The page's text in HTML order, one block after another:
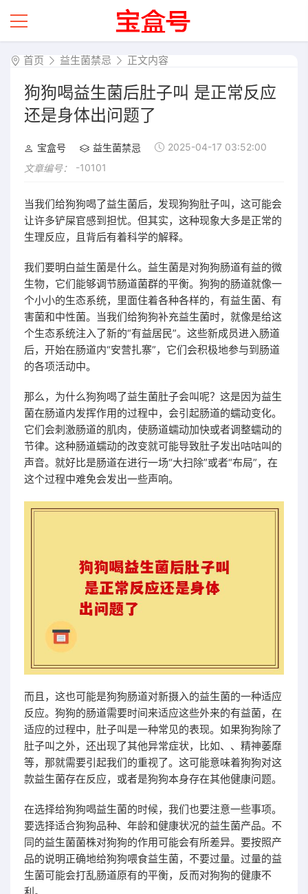
首页 益生菌禁忌 正文内容
狗狗喝益生菌后肚子叫 是正常反应
还是身体出问题了
宝盒号 益生菌禁忌
2025-04-17 03:52:00
文章编号：
-10101
当我们给狗狗喝了益生菌后，发现狗狗肚子叫，这可能会
让许多铲屎官感到担忧。但其实，这种现象大多是正常的
生理反应，且背后有着科学的解释。
我们要明白益生菌是什么。益生菌是对狗狗肠道有益的微
生物，它们能够调节肠道菌群的平衡。狗狗的肠道就像一
个小小的生态系统，里面住着各种各样的，有益生菌、有
害菌和中性菌。当我们给狗狗补充益生菌时，就像是给这
个生态系统注入了新的“有益居民”。这些新成员进入肠道
后，开始在肠道内“安营扎寨”，它们会积极地参与到肠道
的各项活动中。
那么，为什么狗狗喝了益生菌肚子会叫呢？这是因为益生
菌在肠道内发挥作用的过程中，会引起肠道的蠕动变化。
它们会刺激肠道的肌肉，使肠道蠕动加快或者调整蠕动的
节律。这种肠道蠕动的改变就可能导致肚子发出咕咕叫的
声音。就好比是肠道在进行一场“大扫除”或者“布局”，在
这个过程中难免会发出一些声响。
而且，这也可能是狗狗肠道对新摄入的益生菌的一种适应
反应。狗狗的肠道需要时间来适应这些外来的有益菌，在
适应的过程中，肚子叫是一种常见的表现。如果狗狗除了
肚子叫之外，还出现了其他异常症状，比如、、精神萎靡
等，那就需要引起我们的重视了。这可能意味着狗狗对这
款益生菌存在反应，或者是狗狗本身存在其他健康问题。
在选择给狗狗喝益生菌的时候，我们也要注意一些事项。
要选择适合狗狗品种、年龄和健康状况的益生菌产品。不
同的益生菌菌株对狗狗的作用可能会有所差异。要按照产
品的说明正确地给狗狗喂食益生菌，不要过量。过量的益
生菌可能会打乱肠道原有的平衡，反而对狗狗的健康不